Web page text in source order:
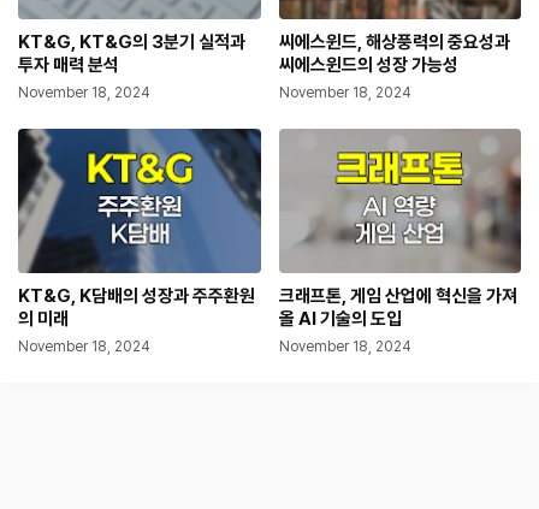
KT&G, KT&G의 3분기 실적과
투자 매력 분석
November 18, 2024
씨에스윈드, 해상풍력의 중요성과
씨에스윈드의 성장 가능성
November 18, 2024
KT&G, K담배의 성장과 주주환원
의 미래
November 18, 2024
크래프톤, 게임 산업에 혁신을 가져
올 AI 기술의 도입
November 18, 2024